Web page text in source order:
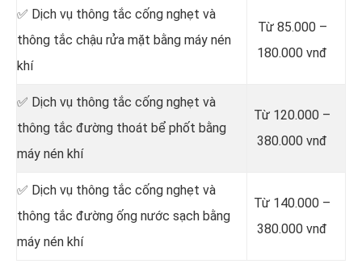
✅ Dịch vụ thông tắc cống nghẹt và
thông tắc chậu rửa mặt bằng máy nén
khí
Từ 85.000 –
180.000 vnđ
✅ Dịch vụ thông tắc cống nghẹt và
thông tắc đường thoát bể phốt bằng
máy nén khí
Từ 120.000 –
380.000 vnđ
✅ Dịch vụ thông tắc cống nghẹt và
thông tắc đường ống nước sạch bằng
máy nén khí
Từ 140.000 –
380.000 vnđ